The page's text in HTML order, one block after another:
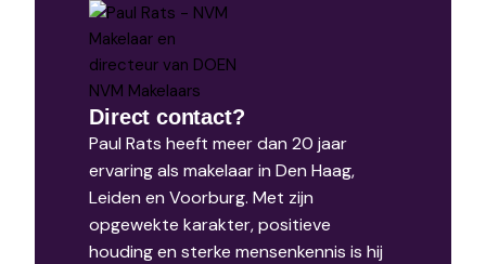
Direct contact?
Paul Rats heeft meer dan 20 jaar
ervaring als makelaar in Den Haag,
Leiden en Voorburg. Met zijn
opgewekte karakter, positieve
houding en sterke mensenkennis is hij